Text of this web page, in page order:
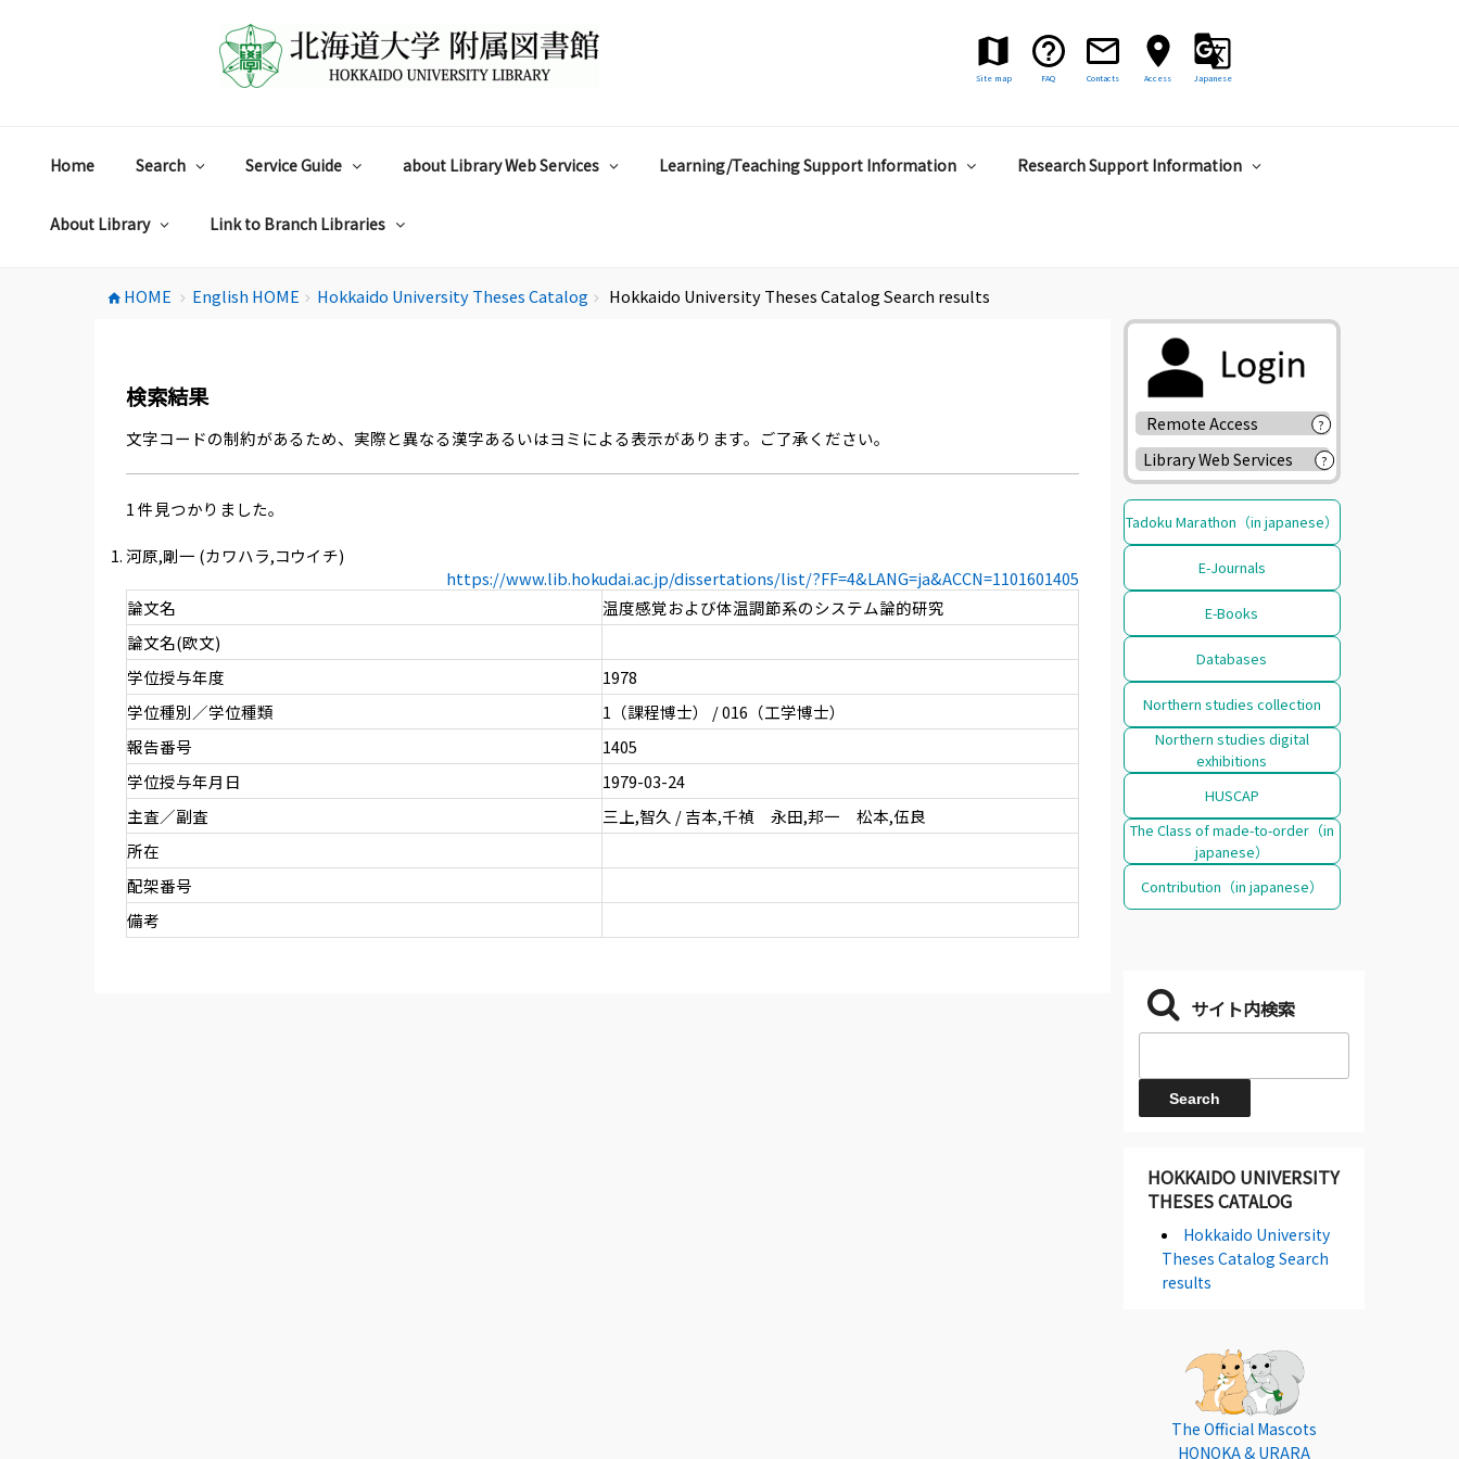
Site map FAQ Contacts Access Japanese
Home Search Service Guide about Library Web Services Learning/Teaching Support Information Research Support Information
About Library Link to Branch Libraries
home HOME chevron_right English HOME chevron_right Hokkaido University Theses Catalog chevron_right Hokkaido University Theses Catalog Search results
検索結果
文字コードの制約があるため、実際と異なる漢字あるいはヨミによる表示があります。ご了承ください。
1 件見つかりました。
河原,剛一 (カワハラ,コウイチ)
https://www.lib.hokudai.ac.jp/dissertations/list/?FF=4&LANG=ja&ACCN=1101601405
論文名
温度感覚および体温調節系のシステム論的研究
論文名(欧文)
学位授与年度
1978
学位種別／学位種類
1（課程博士） / 016（工学博士）
報告番号
1405
学位授与年月日
1979-03-24
主査／副査
三上,智久 / 吉本,千禎 永田,邦一 松本,伍良
所在
配架番号
備考
Remote Access ?
Library Web Services ?
Tadoku Marathon（in japanese）
E-Journals
E-Books
Databases
Northern studies collection
Northern studies digital
exhibitions
HUSCAP
The Class of made-to-order（in
japanese）
Contribution（in japanese）
サイト内検索
HOKKAIDO UNIVERSITY
THESES CATALOG
Hokkaido University
Theses Catalog Search
results
The Official Mascots
HONOKA & URARA